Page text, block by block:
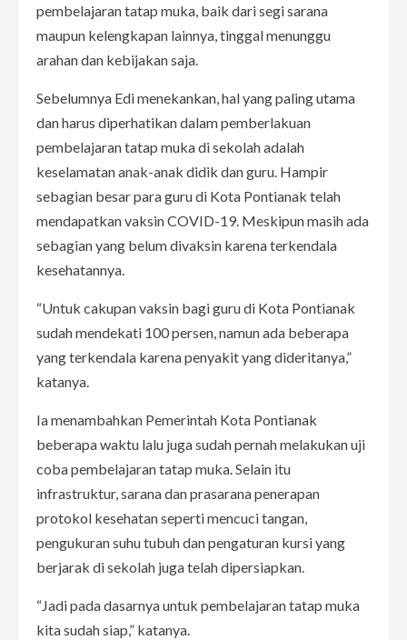
pembelajaran tatap muka, baik dari segi sarana
maupun kelengkapan lainnya, tinggal menunggu
arahan dan kebijakan saja.
Sebelumnya Edi menekankan, hal yang paling utama
dan harus diperhatikan dalam pemberlakuan
pembelajaran tatap muka di sekolah adalah
keselamatan anak-anak didik dan guru. Hampir
sebagian besar para guru di Kota Pontianak telah
mendapatkan vaksin COVID-19. Meskipun masih ada
sebagian yang belum divaksin karena terkendala
kesehatannya.
“Untuk cakupan vaksin bagi guru di Kota Pontianak
sudah mendekati 100 persen, namun ada beberapa
yang terkendala karena penyakit yang dideritanya,”
katanya.
Ia menambahkan Pemerintah Kota Pontianak
beberapa waktu lalu juga sudah pernah melakukan uji
coba pembelajaran tatap muka. Selain itu
infrastruktur, sarana dan prasarana penerapan
protokol kesehatan seperti mencuci tangan,
pengukuran suhu tubuh dan pengaturan kursi yang
berjarak di sekolah juga telah dipersiapkan.
“Jadi pada dasarnya untuk pembelajaran tatap muka
kita sudah siap,” katanya.